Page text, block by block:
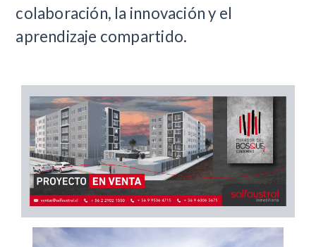
colaboración, la innovación y el
aprendizaje compartido.